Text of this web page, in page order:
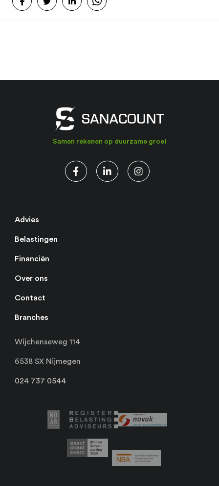
Samen rekenen op duurzame groei
Advies
Belastingen
Financiën
Over ons
Contact
Branches
Wijchenseweg 114
6538 SX Nijmegen
024 737 0544